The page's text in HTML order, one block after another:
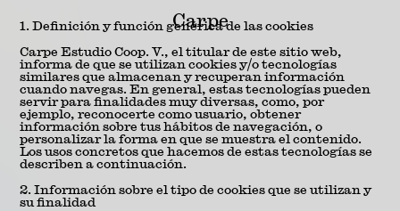
Carpe
1. Definición y función genérica de las cookies
Carpe Estudio Coop. V., el titular de este sitio web,
informa de que se utilizan cookies y/o tecnologías
similares que almacenan y recuperan información
cuando navegas. En general, estas tecnologías pueden
servir para finalidades muy diversas, como, por
ejemplo, reconocerte como usuario, obtener
información sobre tus hábitos de navegación, o
personalizar la forma en que se muestra el contenido.
Los usos concretos que hacemos de estas tecnologías se
describen a continuación.
2. Información sobre el tipo de cookies que se utilizan y
su finalidad